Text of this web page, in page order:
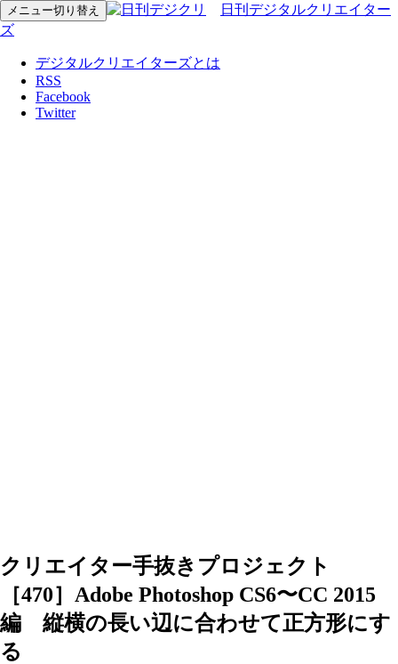
メニュー切り替え
日刊デジタルクリエイター
ズ
デジタルクリエイターズとは
RSS
Facebook
Twitter
クリエイター手抜きプロジェクト
［470］Adobe Photoshop CS6〜CC 2015
編 縦横の長い辺に合わせて正方形にす
る